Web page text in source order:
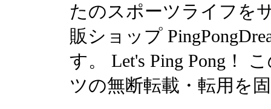
たのスポーツライフを
販ショップ
す。 Let's Ping Pong！
ツの無断転載・転用を